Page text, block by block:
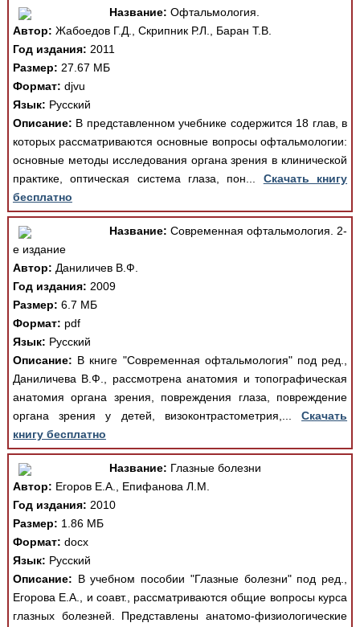
Название: Офтальмология.
Автор: Жабоедов Г.Д., Скрипник Р.Л., Баран Т.В.
Год издания: 2011
Размер: 27.67 МБ
Формат: djvu
Язык: Русский
Описание: В представленном учебнике содержится 18 глав, в
которых рассматриваются основные вопросы офтальмологии:
основные методы исследования органа зрения в клинической
практике, оптическая система глаза, пон... Скачать книгу
бесплатно
Название: Современная офтальмология. 2-
е издание
Автор: Даниличев В.Ф.
Год издания: 2009
Размер: 6.7 МБ
Формат: pdf
Язык: Русский
Описание: В книге "Современная офтальмология" под ред.,
Даниличева В.Ф., рассмотрена анатомия и топографическая
анатомия органа зрения, повреждения глаза, повреждение
органа зрения у детей, визоконтрастометрия,...Скачать
книгу бесплатно
Название: Глазные болезни
Автор: Егоров Е.А., Епифанова Л.М.
Год издания: 2010
Размер: 1.86 МБ
Формат: docx
Язык: Русский
Описание: В учебном пособии "Глазные болезни" под ред.,
Егорова Е.А., и соавт., рассматриваются общие вопросы курса
глазных болезней. Представлены анатомо-физиологические